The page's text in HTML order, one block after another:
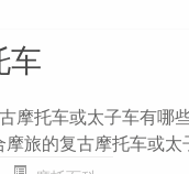
车
摩托车或太子车有哪
旅的复古摩托车或太